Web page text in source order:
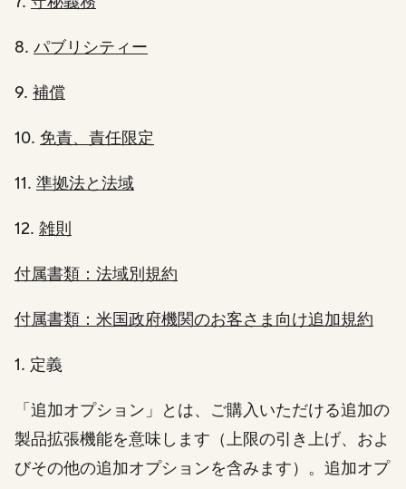
8. パブリシティー
9. 補償
10. 免責、責任限定
11. 準拠法と法域
12. 雑則
付属書類：法域別規約
付属書類：米国政府機関のお客さま向け追加規約
1. 定義
「追加オプション」とは、ご購入いただける追加の
製品拡張機能を意味します（上限の引き上げ、およ
びその他の追加オプションを含みます）。追加オプ